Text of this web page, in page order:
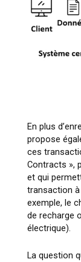
En plus
propose
ces
Contracts »,
et qui
transaction à
exemple, le
de recharge
électrique).
La question